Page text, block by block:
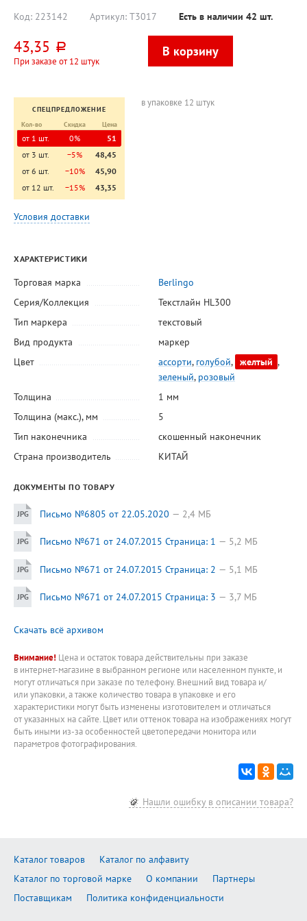
черный,
тонирова
Код: 223142 Артикул: T3017 Есть в наличии 42 шт.
43,35 руб.
При заказе от 12 штук
СПЕЦПРЕДЛОЖЕНИЕ
Кол-во
Скидка Цена
от 1 шт. 0%
51
от 3 шт.
−5%
48,45
от 6 шт.
−10%
45,90
от 12 шт.
−15% 43,35
в упаковке 12 штук
Условия доставки
ХАРАКТЕРИСТИКИ
Торговая марка
Berlingo
Серия/Коллекция
Текстлайн HL300
Тип маркера
текстовый
Вид продукта
маркер
Цвет
ассорти, голубой, желтый ,
зеленый, розовый
Толщина
1 мм
Толщина (макс.), мм
5
Тип наконечника
скошенный наконечник
Страна производитель
КИТАЙ
ДОКУМЕНТЫ ПО ТОВАРУ
Письмо №6805 от 22.05.2020 2,4 МБ
Письмо №671 от 24.07.2015 Страница: 1 5,2 МБ
Письмо №671 от 24.07.2015 Страница: 2 5,1 МБ
Письмо №671 от 24.07.2015 Страница: 3 3,7 МБ
Скачать всё архивом
Внимание! Цена и остаток товара действительны при заказе
в интернет-магазине в выбранном регионе или населенном пункте, и
могут отличаться при заказе по телефону. Внешний вид товара и/
или упаковки, а также количество товара в упаковке и его
характеристики могут быть изменены изготовителем и отличаться
от указанных на сайте. Цвет или оттенок товара на изображениях могут
быть иными из-за особенностей цветопередачи монитора или
параметров фотографирования.
Нашли ошибку в описании товара?
Каталог товаров
Каталог по алфавиту
Каталог по торговой марке
О компании
Партнеры
Поставщикам
Политика конфиденциальности